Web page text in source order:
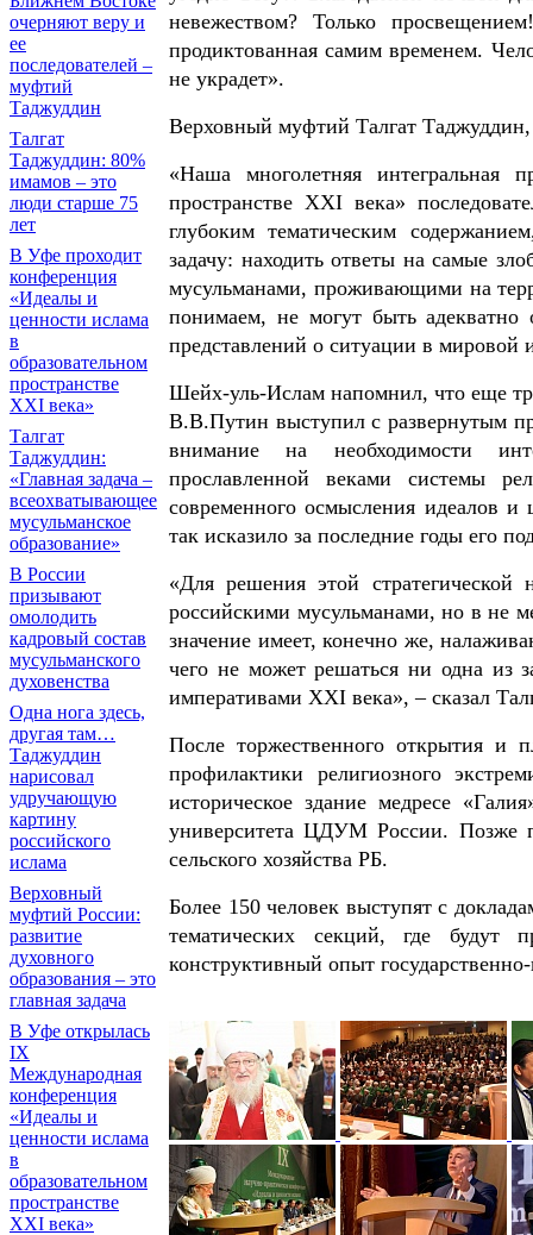
очерняют веру и
ее
последователей –
муфтий
Таджуддин
Талгат
Таджуддин: 80%
имамов – это
люди старше 75
лет
В Уфе проходит
конференция
«Идеалы и
ценности ислама
в
образовательном
пространстве
XXI века»
Талгат
Таджуддин:
«Главная задача –
всеохватывающее
мусульманское
образование»
В России
призывают
омолодить
кадровый состав
мусульманского
духовенства
Одна нога здесь,
другая там…
Таджуддин
нарисовал
удручающую
картину
российского
ислама
Верховный
муфтий России:
развитие
духовного
образования – это
главная задача
В Уфе открылась
IX
Международная
конференция
«Идеалы и
ценности ислама
в
образовательном
пространстве
XXI века»
невежеством? Только
продиктованная самим временем.
не украдет».
Верховный муфтий Талгат Таджуддин,
«Наша многолетняя интегральная
пространстве XXI века»
глубоким тематическим
задачу: находить ответы на самые
мусульманами, проживающими на
понимаем, не могут быть
представлений о ситуации в мировой
Шейх-уль-Ислам напомнил, что еще
В.В.Путин выступил с развернутым
внимание на необходимости
прославленной веками системы
современного осмысления идеалов и
так исказило за последние годы его
«Для решения этой
российскими мусульманами, но в не
значение имеет, конечно же,
чего не может решаться ни одна из
императивами XXI века», – сказал
После торжественного открытия и
профилактики религиозного
историческое здание медресе
университета ЦДУМ России. Позже
сельского хозяйства РБ.
Более 150 человек выступят с
тематических секций, где будут
конструктивный опыт